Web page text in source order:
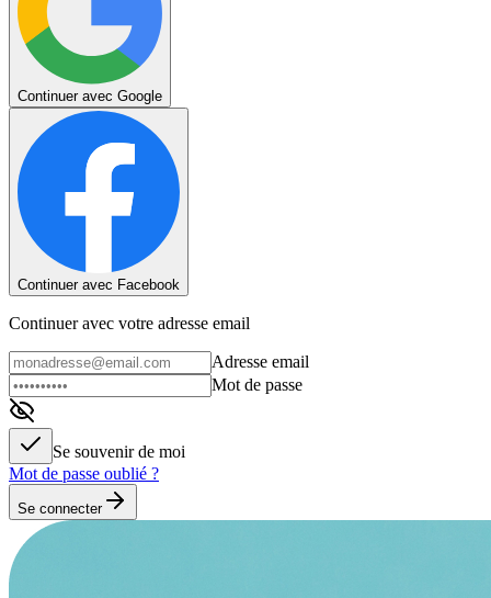
Continuer avec Google
Continuer avec Facebook
Continuer avec votre adresse email
Adresse email
Mot de passe
Se souvenir de moi
Mot de passe oublié ?
Se connecter